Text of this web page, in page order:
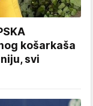
košarkaša
svi